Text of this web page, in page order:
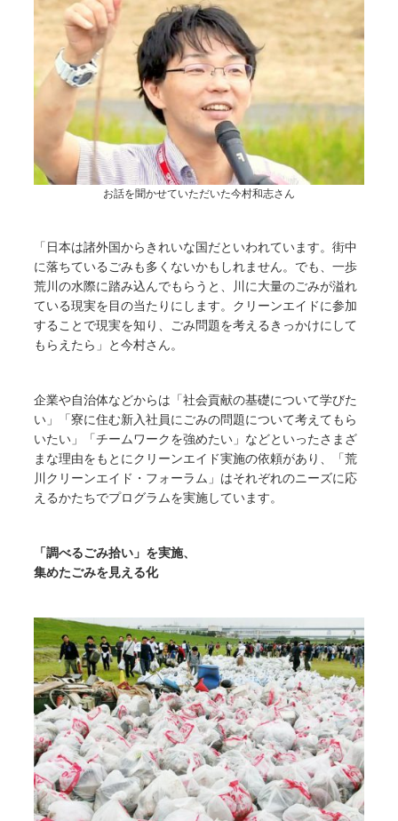
お話を聞かせていただいた今村和志さん
「日本は諸外国からきれいな国だといわれています。街中
に落ちているごみも多くないかもしれません。でも、一歩
荒川の水際に踏み込んでもらうと、川に大量のごみが溢れ
ている現実を目の当たりにします。クリーンエイドに参加
することで現実を知り、ごみ問題を考えるきっかけにして
もらえたら」と今村さん。
企業や自治体などからは「社会貢献の基礎について学びた
い」「寮に住む新入社員にごみの問題について考えてもら
いたい」「チームワークを強めたい」などといったさまざ
まな理由をもとにクリーンエイド実施の依頼があり、「荒
川クリーンエイド・フォーラム」はそれぞれのニーズに応
えるかたちでプログラムを実施しています。
「調べるごみ拾い」を実施、
集めたごみを見える化